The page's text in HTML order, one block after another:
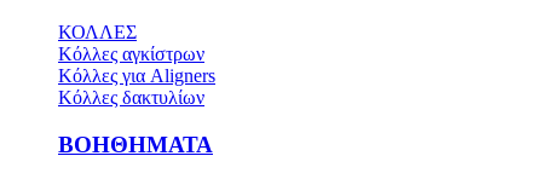
ΚΟΛΛΕΣ
Κόλλες αγκίστρων
Κόλλες για Aligners
Κόλλες δακτυλίων
ΒΟΗΘΗΜΑΤΑ